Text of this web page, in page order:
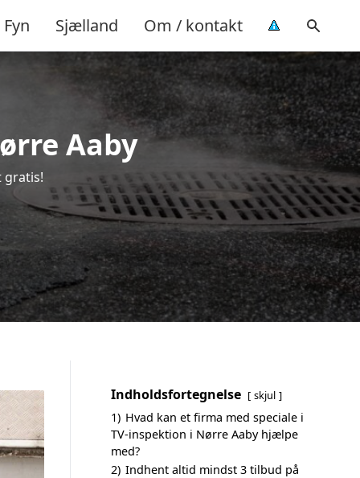
Fyn Sjælland Om / kontakt
Aaby
gratis!
Indholdsfortegnelse skjul
1) Hvad kan et firma med speciale i
TV-inspektion i Nørre Aaby hjælpe
med?
2) Indhent altid mindst 3 tilbud på